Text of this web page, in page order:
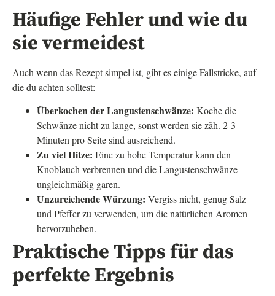
Häufige Fehler und wie du
sie vermeidest
Auch wenn das Rezept simpel ist, gibt es einige Fallstricke, auf
die du achten solltest:
Überkochen der Langustenschwänze: Koche die
Schwänze nicht zu lange, sonst werden sie zäh. 2-3
Minuten pro Seite sind ausreichend.
Zu viel Hitze: Eine zu hohe Temperatur kann den
Knoblauch verbrennen und die Langustenschwänze
ungleichmäßig garen.
Unzureichende Würzung: Vergiss nicht, genug Salz
und Pfeffer zu verwenden, um die natürlichen Aromen
hervorzuheben.
Praktische Tipps für das
perfekte Ergebnis